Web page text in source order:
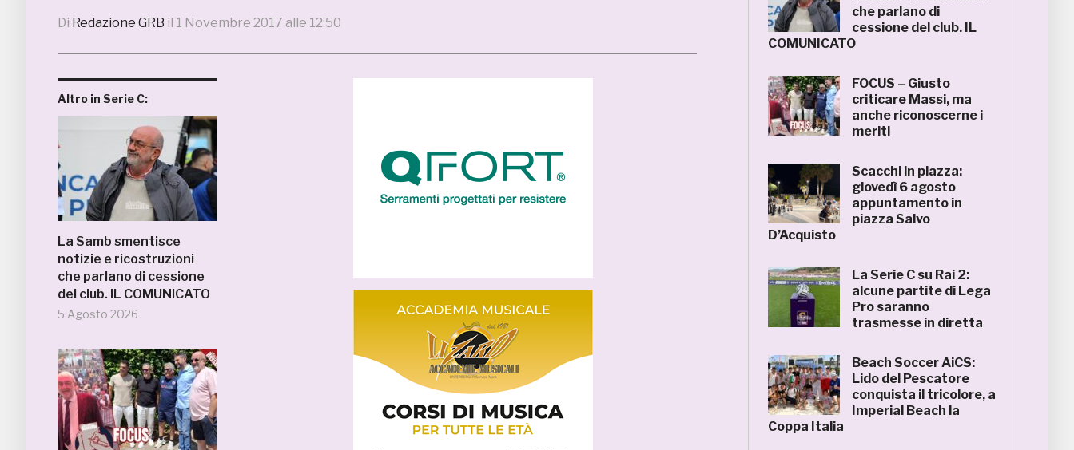
Di Redazione GRB il 1 Novembre 2017 alle 12:50
Altro in Serie C:
La Samb smentisce
notizie e ricostruzioni
che parlano di cessione
del club. IL COMUNICATO
5 Agosto 2026
che parlano di
cessione del club. IL
COMUNICATO
FOCUS – Giusto
criticare Massi, ma
anche riconoscerne i
meriti
Scacchi in piazza:
giovedì 6 agosto
appuntamento in
piazza Salvo
D’Acquisto
La Serie C su Rai 2:
alcune partite di Lega
Pro saranno
trasmesse in diretta
Beach Soccer AiCS:
Lido del Pescatore
conquista il tricolore, a
Imperial Beach la
Coppa Italia